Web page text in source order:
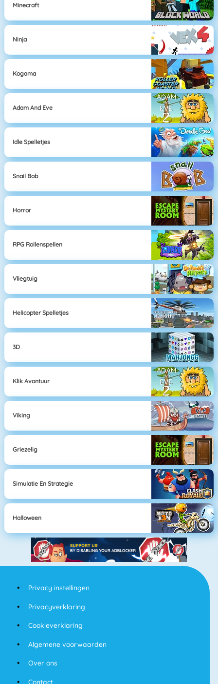
Minecraft
Ninja
Kogama
Adam And Eve
Idle Spelletjes
Snail Bob
Horror
RPG Rollenspellen
Vliegtuig
Helicopter Spelletjes
3D
Klik Avontuur
Viking
Griezelig
Simulatie En Strategie
Halloween
Privacy instellingen
Privacyverklaring
Cookieverklaring
Algemene voorwaarden
Over ons
Contact